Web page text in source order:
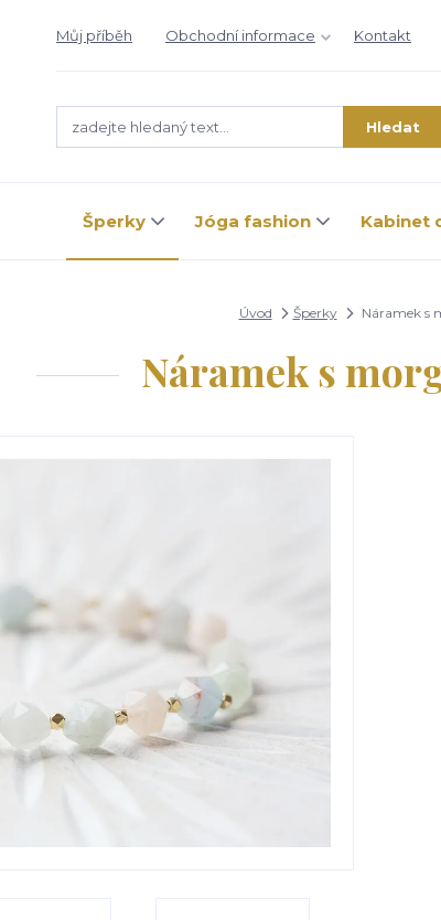
Můj příběh Obchodní informace Kontakt
Hledat
Šperky Jóga fashion Kabinet
Úvod Šperky Náramek s
Náramek s